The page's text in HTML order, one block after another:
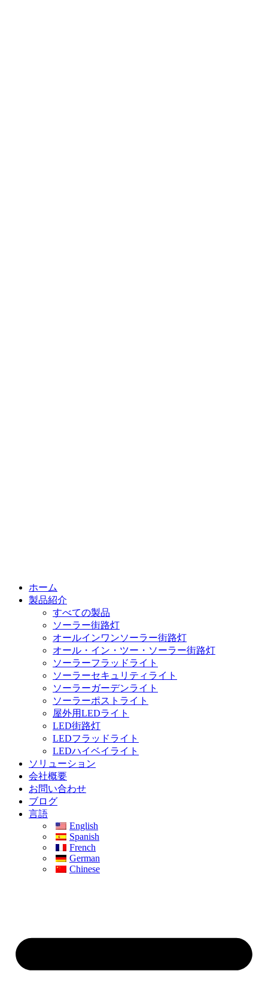
ホーム
製品紹介
すべての製品
ソーラー街路灯
オールインワンソーラー街路灯
オール・イン・ツー・ソーラー街路灯
ソーラーフラッドライト
ソーラーセキュリティライト
ソーラーガーデンライト
ソーラーポストライト
屋外用LEDライト
LED街路灯
LEDフラッドライト
LEDハイベイライト
ソリューション
会社概要
お問い合わせ
ブログ
言語
English
Spanish
French
German
Chinese